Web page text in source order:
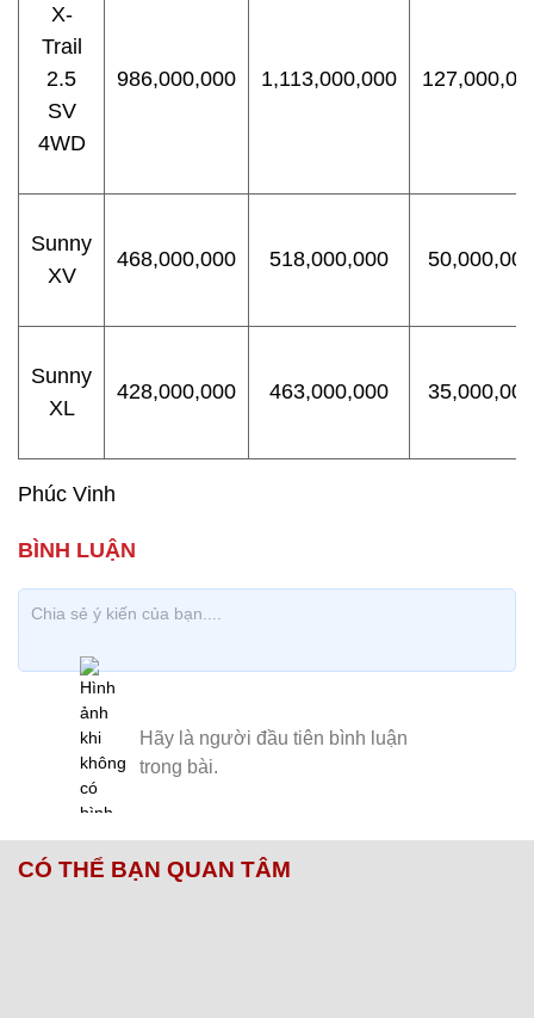
X-
Trail
2.5
SV
4WD
986,000,000 1,113,000,000
Sunny
XV
468,000,000 518,000,000 50,000,000
Sunny
XL
428,000,000 463,000,000 35,000,000
Phúc Vinh
CÓ THỂ BẠN QUAN TÂM